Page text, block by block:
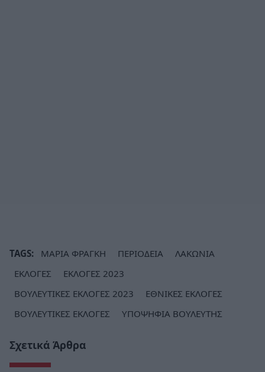
TAGS: ΜΑΡΙΑ ΦΡΑΓΚΗ ΠΕΡΙΟΔΕΙΑ
ΛΑΚΩΝΙΑ
ΕΚΛΟΓΕΣ
ΕΚΛΟΓΕΣ 2023
ΒΟΥΛΕΥΤΙΚΕΣ ΕΚΛΟΓΕΣ 2023
ΕΘΝΙΚΕΣ ΕΚΛΟΓΕΣ
ΒΟΥΛΕΥΤΙΚΕΣ ΕΚΛΟΓΕΣ
ΥΠΟΨΗΦΙΑ ΒΟΥΛΕΥΤΗΣ
Σχετικά Άρθρα